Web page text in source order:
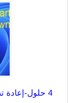
4 حلول-إعادة تشغيل ويندوز 11 بدلاً من إيقاف التشغيل